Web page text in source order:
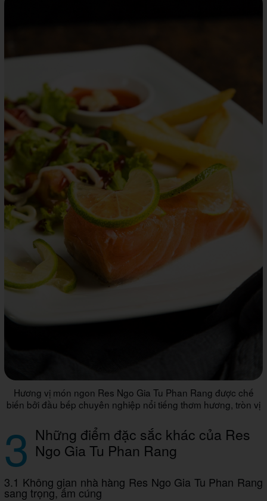
Hương vị món ngon Res Ngo Gia Tu Phan Rang được chế
biến bởi đầu bếp chuyên nghiệp nổi tiếng thơm hương, tròn vị
3 Những điểm đặc sắc khác của Res
Ngo Gia Tu Phan Rang
3.1 Không gian nhà hàng Res Ngo Gia Tu Phan Rang
sang trọng, ấm cúng